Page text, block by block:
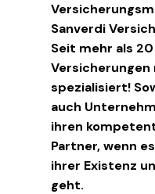
Sanverdi
Seit mehr als
spezialisiert!
auch
ihren
Partner, wenn
ihrer Existenz
geht.